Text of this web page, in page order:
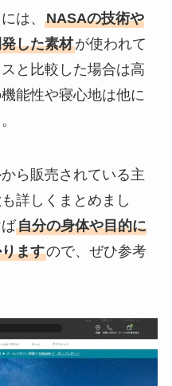
は、 NASAの技術や
した素材が使われて
と比較した場合は高
能性や寝心地は他に
ら販売されている主
詳しくまとめまし
自分の身体や目的に
ますので、ぜひ参考